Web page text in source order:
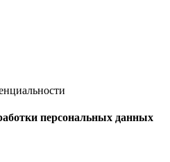
персональных данных